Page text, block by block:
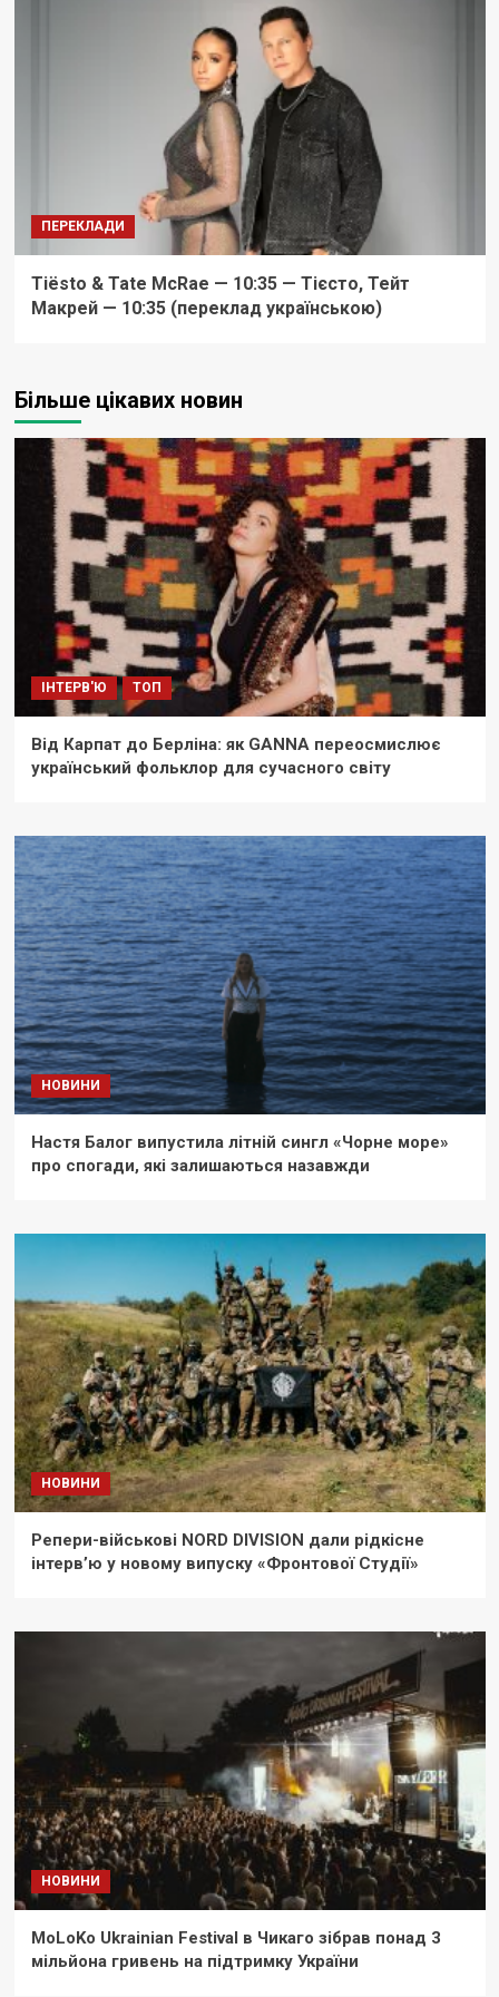
ПЕРЕКЛАДИ
Tiësto & Tate McRae — 10:35 — Тієсто, Тейт
Макрей — 10:35 (переклад українською)
Більше цікавих новин
ІНТЕРВ'Ю ТОП
Від Карпат до Берліна: як GANNA переосмислює
український фольклор для сучасного світу
НОВИНИ
Настя Балог випустила літній сингл «Чорне море»
про спогади, які залишаються назавжди
НОВИНИ
Репери-військові NORD DIVISION дали рідкісне
інтерв’ю у новому випуску «Фронтової Студії»
НОВИНИ
MoLoKo Ukrainian Festival в Чикаго зібрав понад 3
мільйона гривень на підтримку України